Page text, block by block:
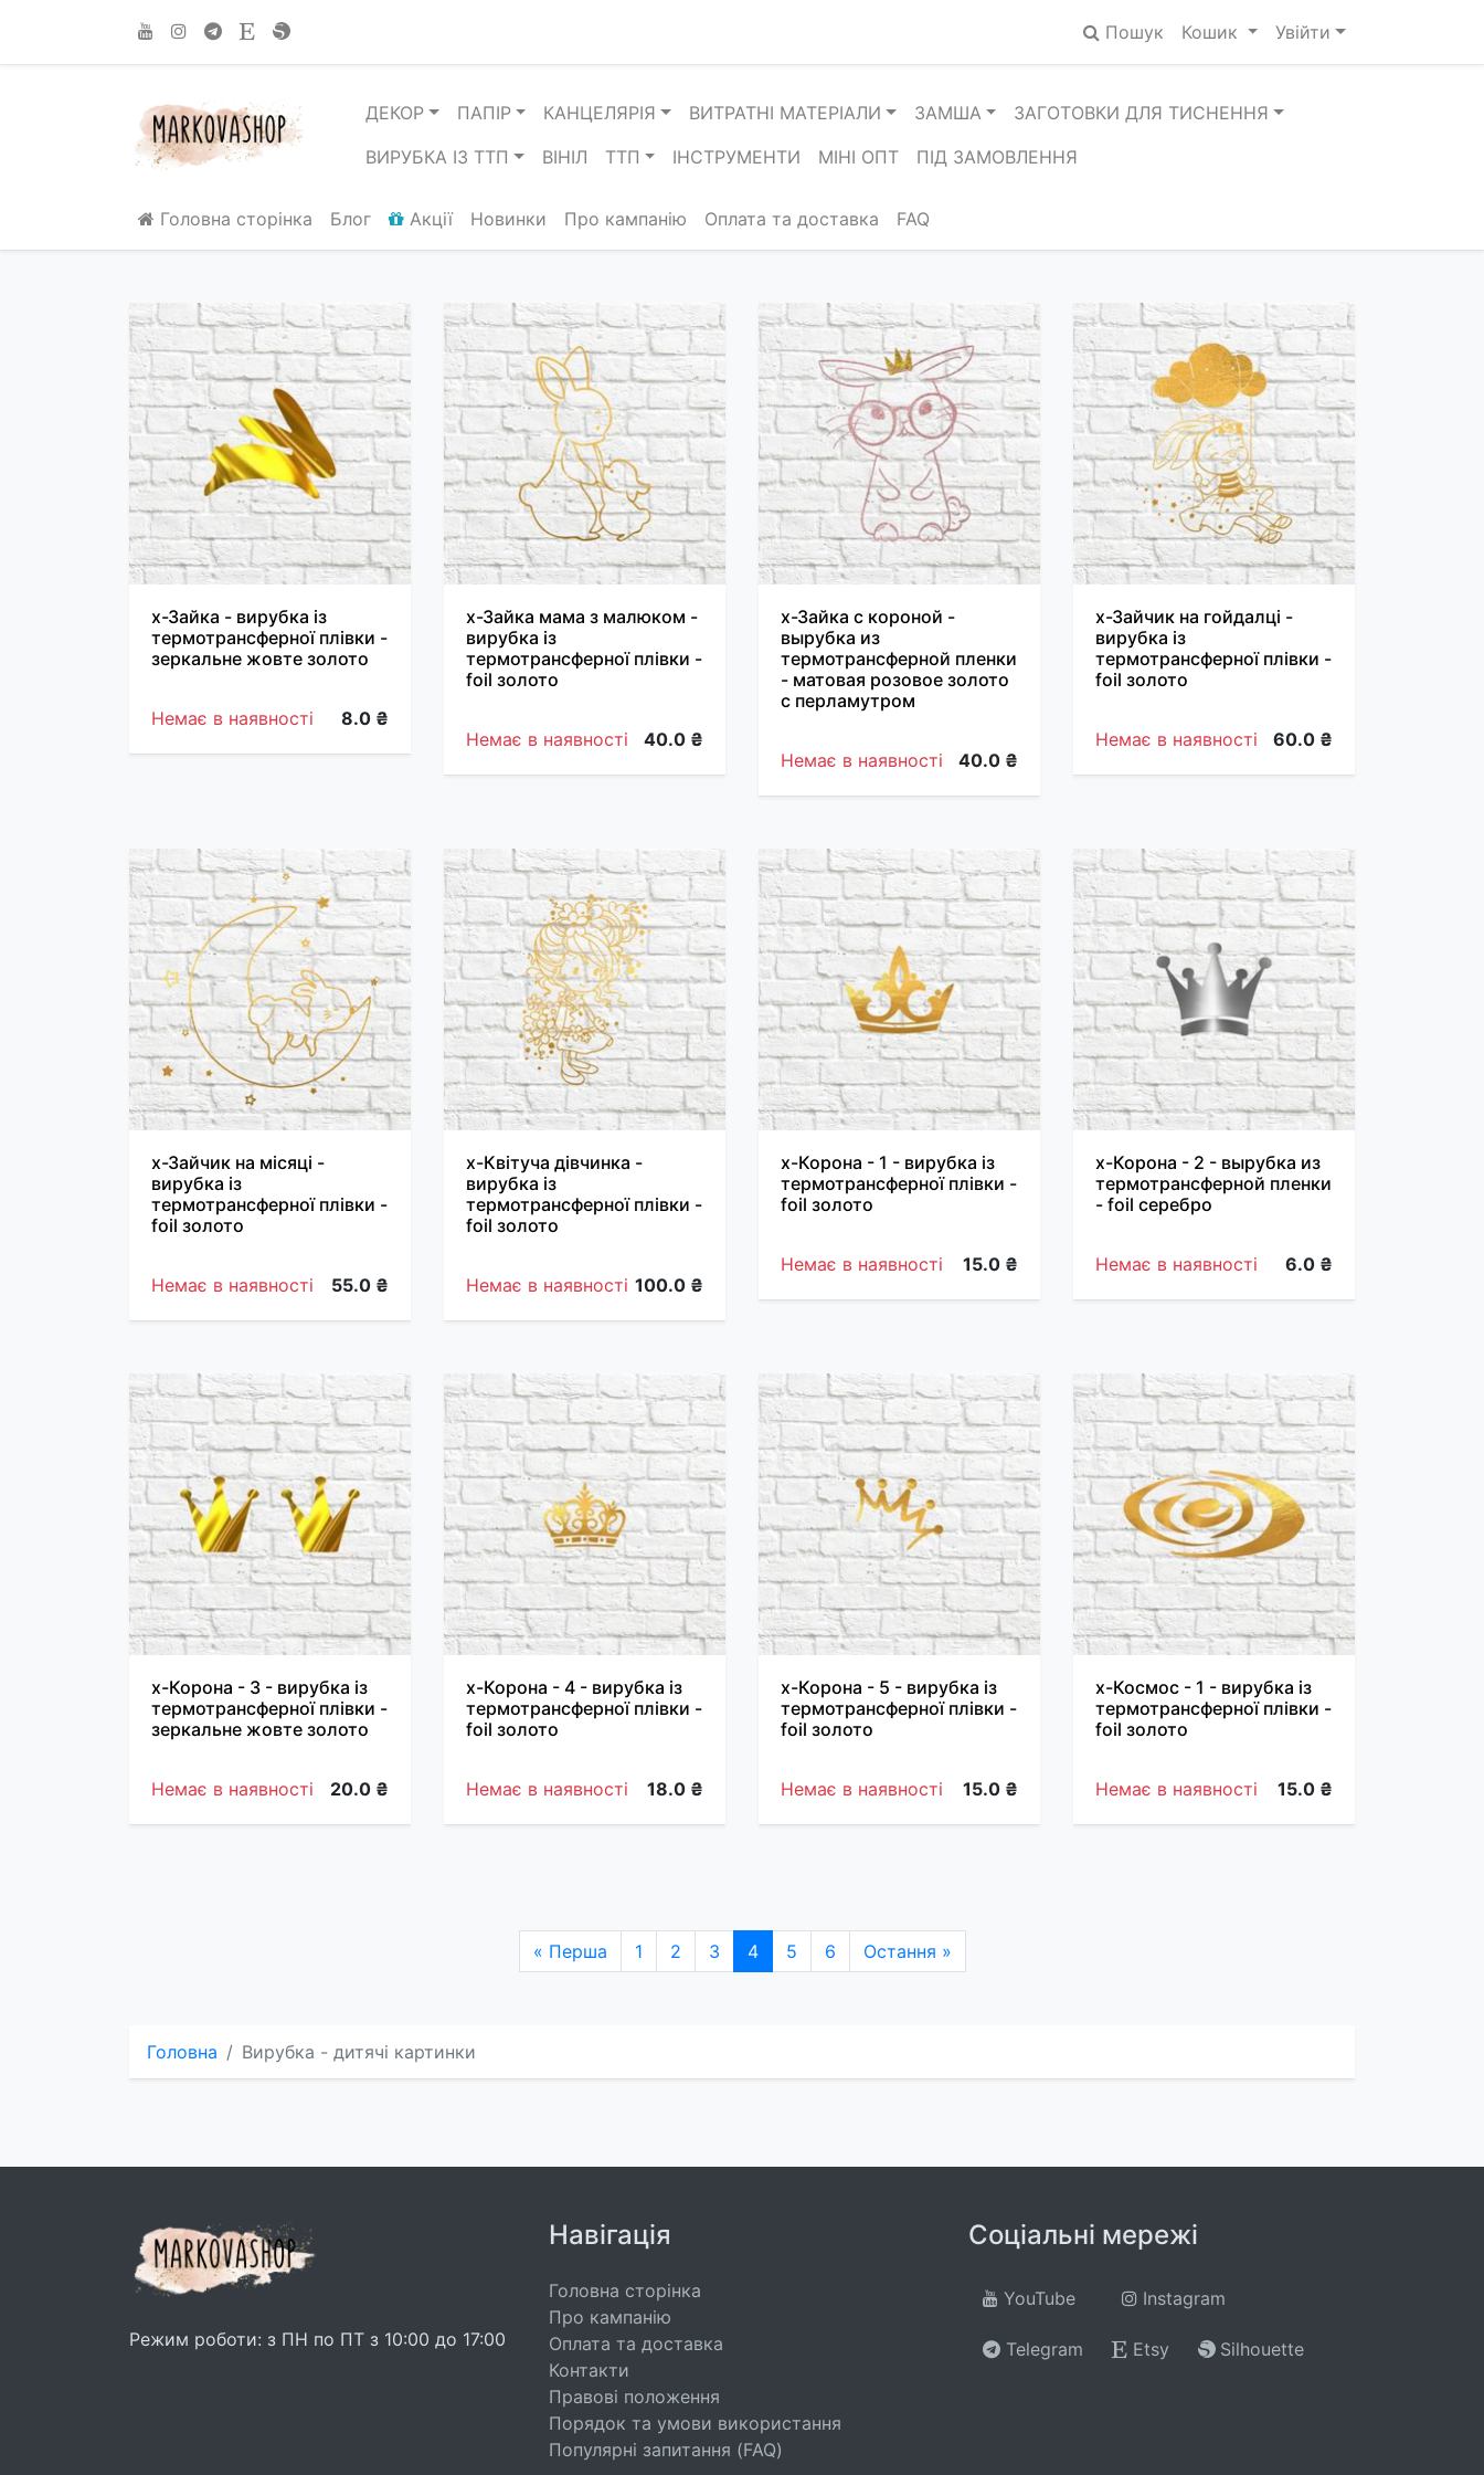
Пошук Кошик Увійти
ДЕКОР ПАПІР КАНЦЕЛЯРІЯ ВИТРАТНІ МАТЕРІАЛИ ЗАМША
ЗАГОТОВКИ ДЛЯ ТИСНЕННЯ
ВИРУБКА ІЗ ТТП
ВІНІЛ ТТП ІНСТРУМЕНТИ МІНІ ОПТ ПІД ЗАМОВЛЕННЯ
Головна сторінка Блог Акції Новинки Про кампанію Оплата та доставка FAQ
х-Зайка - вирубка із
термотрансферної плівки -
зеркальне жовте золото
Немає в наявності 8.0 ₴
х-Зайка мама з малюком -
вирубка із
термотрансферної плівки -
foil золото
Немає в наявності 40.0 ₴
х-Зайка с короной -
вырубка из
термотрансферной пленки
- матовая розовое золото
с перламутром
Немає в наявності 40.0 ₴
х-Зайчик на гойдалці -
вирубка із
термотрансферної плівки -
foil золото
Немає в наявності 60.0 ₴
х-Зайчик на місяці -
вирубка із
термотрансферної плівки -
foil золото
Немає в наявності 55.0 ₴
х-Квітуча дівчинка -
вирубка із
термотрансферної плівки -
foil золото
Немає в наявності 100.0 ₴
х-Корона - 1 - вирубка із
термотрансферної плівки -
foil золото
Немає в наявності 15.0 ₴
х-Корона - 2 - вырубка из
термотрансферной пленки
- foil серебро
Немає в наявності 6.0 ₴
х-Корона - 3 - вирубка із
термотрансферної плівки -
зеркальне жовте золото
Немає в наявності 20.0 ₴
х-Корона - 4 - вирубка із
термотрансферної плівки -
foil золото
Немає в наявності 18.0 ₴
х-Корона - 5 - вирубка із
термотрансферної плівки -
foil золото
Немає в наявності 15.0 ₴
х-Космос - 1 - вирубка із
термотрансферної плівки -
foil золото
Немає в наявності 15.0 ₴
« Перша 1 2 3 4 5 6 Остання »
Головна Вирубка - дитячі картинки
Режим роботи: з ПН по ПТ з 10:00 до 17:00
Навігація
Головна сторінка
Про кампанію
Оплата та доставка
Контакти
Правові положення
Порядок та умови використання
Популярні запитання (FAQ)
Соціальні мережі
YouTube Instagram
Telegram Etsy Silhouette